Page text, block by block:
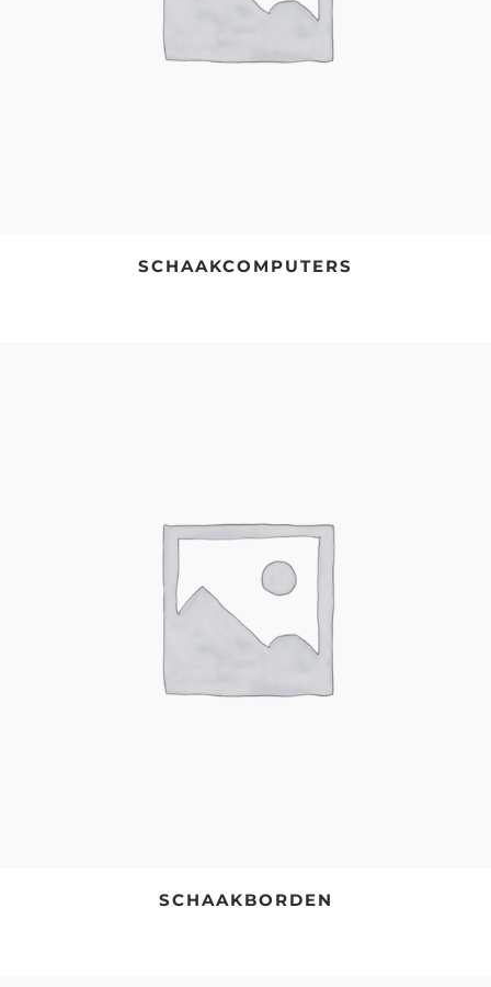
SCHAAKCOMPUTERS
SCHAAKBORDEN